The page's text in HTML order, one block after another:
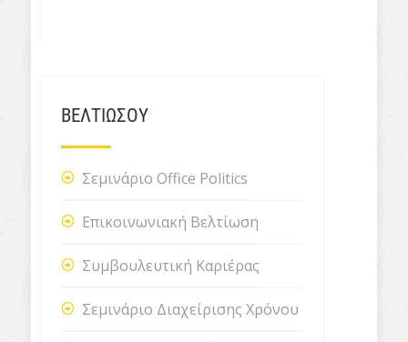
ΒΕΛΤΙΩΣΟΥ
Σεμινάριο Office Politics
Επικοινωνιακή Βελτίωση
Συμβουλευτική Καριέρας
Σεμινάριο Διαχείρισης Χρόνου